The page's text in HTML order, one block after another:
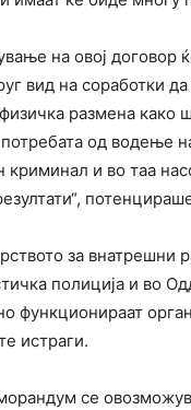
на овој договор
вид на соработки
размена како
од водење
криминал и во таа
за внатрешни
полиција и во
функционираат
истраги.
се